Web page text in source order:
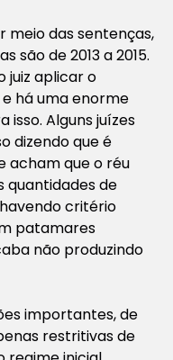
meio das sentenças,
são de 2013 a 2015.
juiz aplicar o
há uma enorme
Alguns juízes
dizendo que é
acham que o réu
quantidades de
critério
patamares
não produzindo
importantes, de
restritivas de